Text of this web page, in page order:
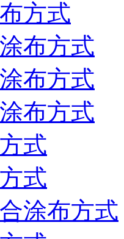
方式
布方式
布方式
布方式
式
式
涂布方式